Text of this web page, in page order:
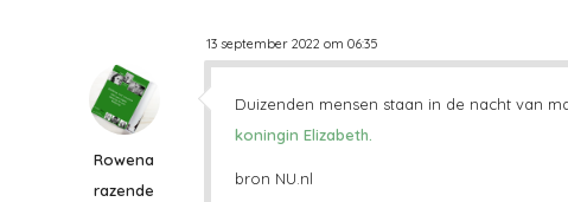
13 september 2022 om 06:35
Rowena
razende
Duizenden mensen staan in de nacht van
koningin Elizabeth.
bron NU.nl